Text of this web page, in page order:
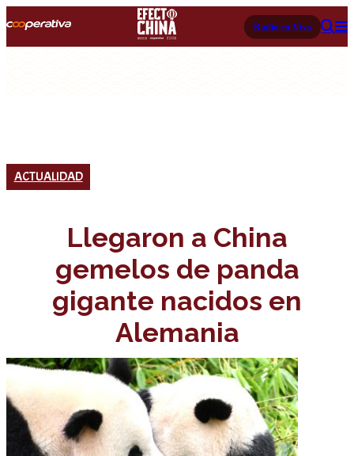
Radio en Vivo
ACTUALIDAD
Llegaron a China
gemelos de panda
gigante nacidos en
Alemania